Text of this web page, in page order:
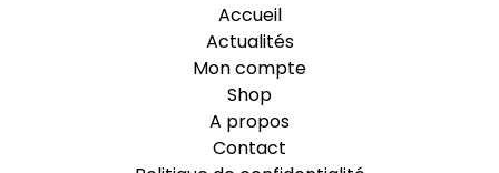
Accueil
Actualités
Mon compte
Shop
A propos
Contact